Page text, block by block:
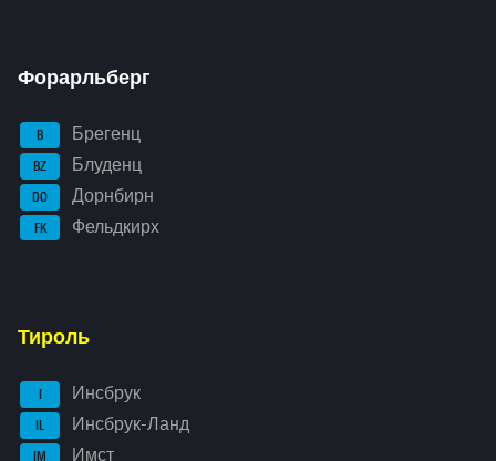
Форарльберг
B Брегенц
BZ Блуденц
DO Дорнбирн
FK Фельдкирх
Тироль
I Инсбрук
IL Инсбрук-Ланд
IM Имст